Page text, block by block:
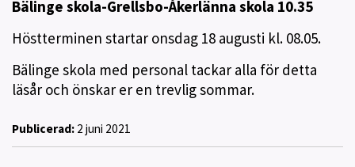
Bälinge skola-Grellsbo-Åkerlänna skola 10.35
Höstterminen startar onsdag 18 augusti kl. 08.05.
Bälinge skola med personal tackar alla för detta
läsår och önskar er en trevlig sommar.
Publicerad: 2 juni 2021